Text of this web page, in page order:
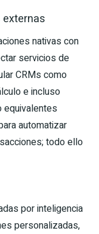
nativas con
servicios de
CRMs como
e incluso
equivalentes
automatizar
todo ello
por inteligencia
personalizadas,